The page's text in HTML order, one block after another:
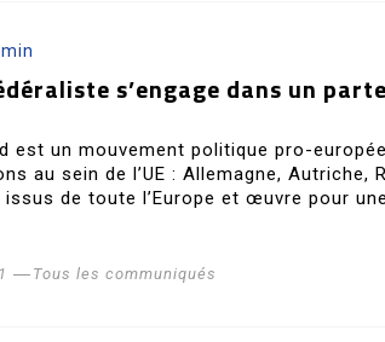
s’engage dans un
est un mouvement politique pro-
au sein de l’UE : Allemagne, Autriche,
de toute l’Europe et œuvre pour
Tous les communiqués